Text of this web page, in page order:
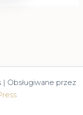
Obsługiwane przez